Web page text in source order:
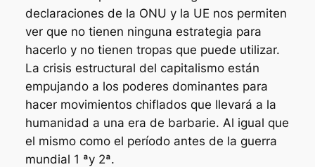
declaraciones de la ONU y la UE nos permiten
ver que no tienen ninguna estrategia para
hacerlo y no tienen tropas que puede utilizar.
La crisis estructural del capitalismo están
empujando a los poderes dominantes para
hacer movimientos chiflados que llevará a la
humanidad a una era de barbarie. Al igual que
el mismo como el período antes de la guerra
mundial 1 ªy 2ª.